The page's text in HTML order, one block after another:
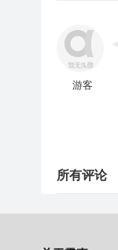
游客
所有评论